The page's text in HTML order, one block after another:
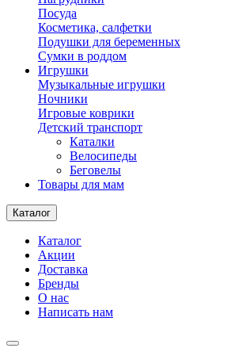
Посуда
Косметика, салфетки
Подушки для беременных
Сумки в роддом
Игрушки
Музыкальные игрушки
Ночники
Игровые коврики
Детский транспорт
Каталки
Велосипеды
Беговелы
Товары для мам
Каталог
Каталог
Акции
Доставка
Бренды
О нас
Написать нам